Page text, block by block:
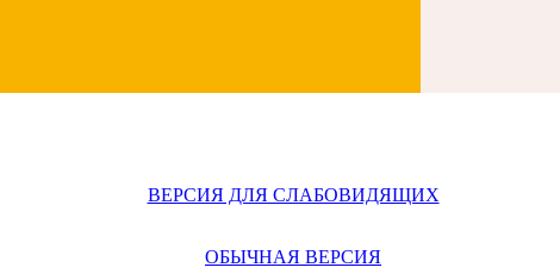
ВЕРСИЯ ДЛЯ СЛАБОВИДЯЩИХ
ОБЫЧНАЯ ВЕРСИЯ